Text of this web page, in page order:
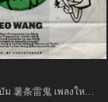
ฟังเพลงจากอัลบัม 薯条雷鬼 เพลงใหม่จาก อัพเดทเพลงใหม่ล่าสุดก่อนใคร ตลอดปี 2021